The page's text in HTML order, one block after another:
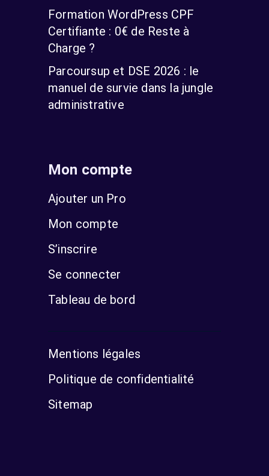
Formation WordPress CPF
Certifiante : 0€ de Reste à
Charge ?
Parcoursup et DSE 2026 : le
manuel de survie dans la jungle
administrative
Mon compte
Ajouter un Pro
Mon compte
S’inscrire
Se connecter
Tableau de bord
Mentions légales
Politique de confidentialité
Sitemap